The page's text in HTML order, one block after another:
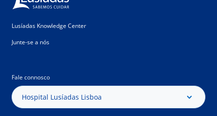
Lusíadas Knowledge Center
Junte-se a nós
Fale connosco
Hospital Lusíadas Lisboa